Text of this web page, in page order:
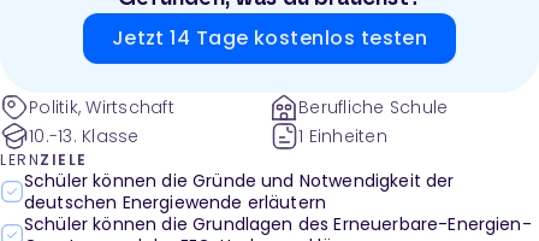
Jetzt 14 Tage kostenlos testen
Politik, Wirtschaft
10.-13. Klasse
Berufliche Schule
1 Einheiten
LERNZIELE
Schüler können die Gründe und Notwendigkeit der
deutschen Energiewende erläutern
Schüler können die Grundlagen des Erneuerbare-Energien-